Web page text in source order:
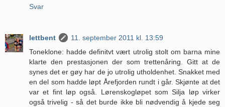
Svar
lettbent
11. september 2011 kl. 13:59
Toneklone: hadde definitvt vært utrolig stolt om barna mine
klarte den prestasjonen der som trettenåring. Gitt at de
synes det er gøy har de jo utrolig utholdenhet. Snakket med
en del som hadde løpt Årefjorden rundt i går. Skjønte at det
var et fint løp også. Lørenskogløpet som Silja løp virker
også trivelig - så det burde ikke bli nødvendig å kjede seg